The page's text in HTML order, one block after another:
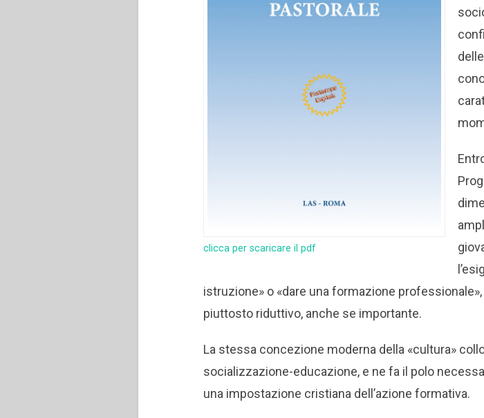
clicca per scaricare il pdf
istruzione» o «dare una formazione
piuttosto riduttivo, anche se importante.
La stessa concezione moderna della «cultura»
socializzazione-educazione, e ne fa il polo
una impostazione cristiana dell’azione formativa.